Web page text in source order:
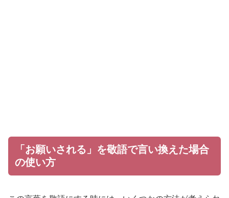
「お願いされる」を敬語で言い換えた場合
の使い方